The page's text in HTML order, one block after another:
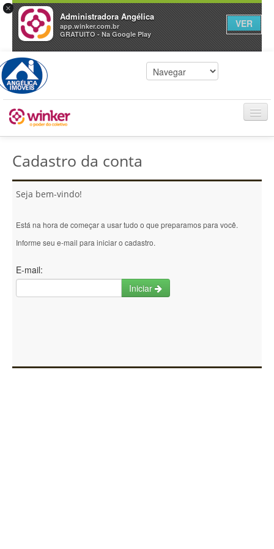
×
Administradora Angélica
app.winker.com.br
GRATUITO - Na Google Play
VER
Cadastro da conta
Seja bem-vindo!
Está na hora de começar a usar tudo o que preparamos para você.
Informe seu e-mail para iniciar o cadastro.
E-mail:
Iniciar